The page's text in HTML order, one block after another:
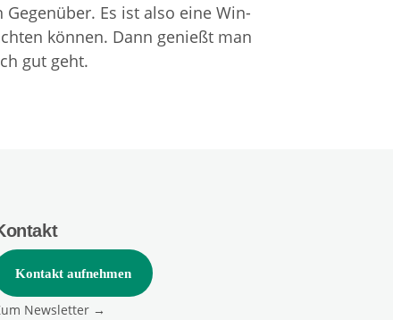
Es ist also eine Win-
können. Dann genießt man
gut geht.
Kontakt aufnehmen
Newsletter →